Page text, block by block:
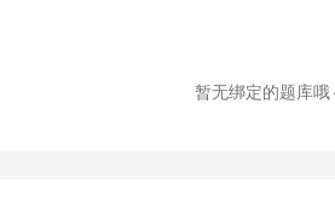
暂无绑定的题库哦